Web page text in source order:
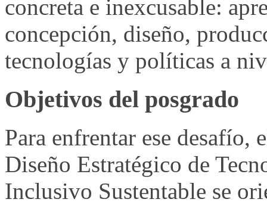
concreta e inexcusable:
concepción, diseño,
tecnologías y políticas a
Objetivos del posgrado
Para enfrentar ese desafío,
Diseño Estratégico de
Inclusivo Sustentable se